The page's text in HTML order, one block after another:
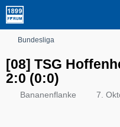
Bundesliga
[08] TSG
2:0 (0:0)
Bananenflanke 7.